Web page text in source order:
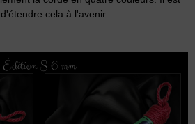
cela à l'avenir
Édition S 6 mm